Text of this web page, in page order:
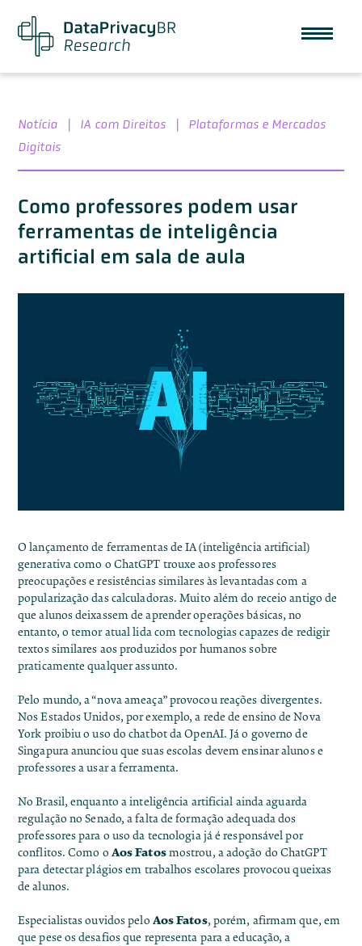
Notícia | IA com Direitos |
Plataformas e Mercados
Digitais
Como professores podem usar
ferramentas de inteligência
artificial em sala de aula
O lançamento de ferramentas de IA (inteligência artificial)
generativa como o ChatGPT trouxe aos professores
preocupações e resistências similares às levantadas com a
popularização das calculadoras. Muito além do receio antigo de
que alunos deixassem de aprender operações básicas, no
entanto, o temor atual lida com tecnologias capazes de redigir
textos similares aos produzidos por humanos sobre
praticamente qualquer assunto.
Pelo mundo, a “nova ameaça” provocou reações divergentes.
Nos Estados Unidos, por exemplo, a rede de ensino de Nova
York proibiu o uso do chatbotda OpenAI. Já o governo de
Singapuraanunciouque suas escolas devem ensinar alunos e
professores a usar a ferramenta.
No Brasil, enquanto a inteligência artificial aindaaguarda
regulação no Senado, a falta de formação adequada dos
professores para o uso da tecnologia já é responsável por
conflitos.Como o Aos Fatosmostrou, a adoção do ChatGPT
para detectar plágios em trabalhos escolares provocou queixas
de alunos.
Especialistas ouvidos pelo Aos Fatos, porém, afirmam que, em
que pese os desafios que representa para a educação, a